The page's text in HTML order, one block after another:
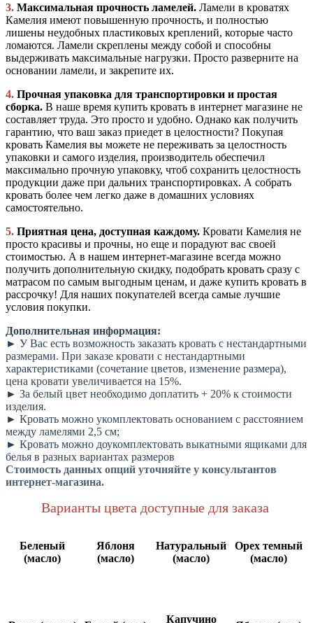
3. Максимальная прочность ламелей. Ламели в кроватях
Камелия имеют повышенную прочность, и полностью
лишены неудобных пластиковых креплений, которые часто
ломаются. Ламели скреплены между собой и способны
выдерживать максимальные нагрузки. Просто разверните на
основании ламели, и закрепите их.
4. Прочная упаковка для транспортировки и простая
сборка. В наше время купить кровать в интернет магазине не
составляет труда. Это просто и удобно. Однако как получить
гарантию, что ваш заказ приедет в целостности? Покупая
кровать Камелия вы можете не переживать за целостность
упаковки и самого изделия, производитель обеспечил
максимально прочную упаковку, чтоб сохранить целостность
продукции даже при дальних транспортировках. А собрать
кровать более чем легко даже в домашних условиях
самостоятельно.
5. Приятная цена, доступная каждому. Кровати Камелия не
просто красивы и прочны, но еще и порадуют вас своей
стоимостью. А в нашем интернет-магазине всегда можно
получить дополнительную скидку, подобрать кровать сразу с
матрасом по самым выгодным ценам, и даже купить кровать в
рассрочку! Для наших покупателей всегда самые лучшие
условия покупки.
Дополнительная информация:
► У Вас есть возможность заказать кровать с нестандартными
размерами. При заказе кровати с нестандартными
характеристиками (сочетание цветов, изменение размера),
цена кровати увеличивается на 15%.
► За белый цвет необходимо доплатить + 20% к стоимости
изделия.
► Кровать можно укомплектовать основанием с расстоянием
между ламелями 2,5 см;
► Кровать можно доукомплектовать выкатными ящиками для
белья в разных вариантах размеров
Стоимость данных опций уточняйте у консультантов
интернет-магазина.
Варианты цвета доступные для заказа
Беленый
(масло)
Яблоня
(масло)
Натуральный
(масло)
Орех темный
(масло)
Капучино